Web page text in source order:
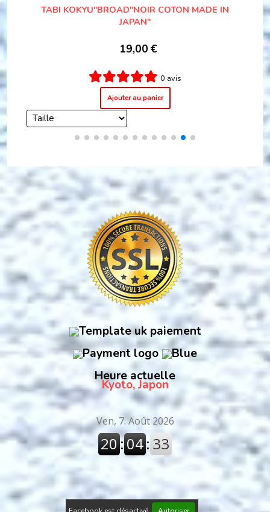
LUXE SAMUE MOMEN "MADE IN JAPAN" PROMO
79,00€ 108,00
1 avis
Ajouter au panier
Heure actuelle
Kyoto, Japon